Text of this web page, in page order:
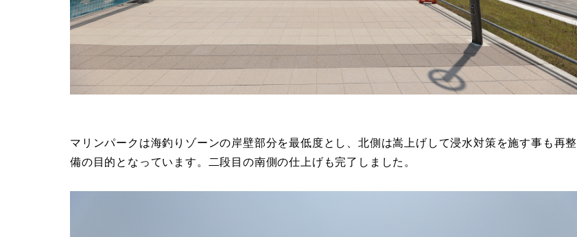
マリンパークは海釣りゾーンの岸壁部分を最低度とし、北側は嵩上げして浸水対策を施す事も再整
備の目的となっています。二段目の南側の仕上げも完了しました。